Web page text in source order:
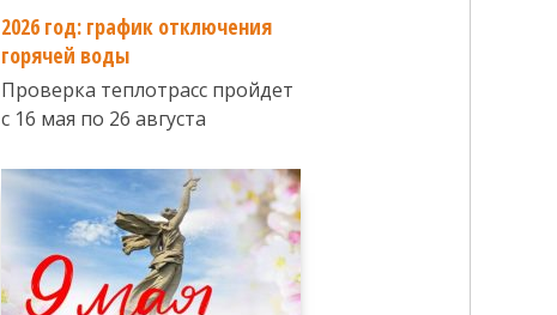
2026 год: график отключения
горячей воды
Проверка теплотрасс пройдет
с 16 мая по 26 августа